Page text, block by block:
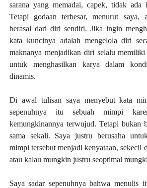
sarana yang memadai, capek, tidak ada
Tetapi godaan terbesar, menurut saya,
berasal dari diri sendiri. Jika ingin
kata kuncinya adalah mengelola diri
maknanya menjadikan diri selalu memiliki
untuk menghasilkan karya dalam
dinamis.
Di awal tulisan saya menyebut kata
sepenuhnya itu sebuah mimpi
kemungkinannya terwujud. Tetapi bukan
sama sekali. Saya justru berusaha
mimpi tersebut menjadi kenyataan, sekecil
atau kalau mungkin justru seoptimal
Saya sadar sepenuhnya bahwa menulis